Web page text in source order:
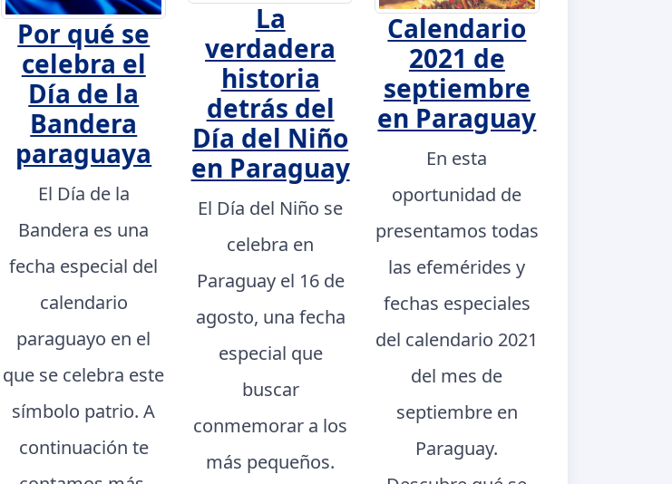
Por qué se
celebra el
Día de la
Bandera
paraguaya
El Día de la
Bandera es una
fecha especial del
calendario
paraguayo en el
que se celebra este
símbolo patrio. A
continuación te
La
verdadera
historia
detrás del
Día del Niño
en Paraguay
El Día del Niño se
celebra en
Paraguay el 16 de
agosto, una fecha
especial que
buscar
conmemorar a los
más pequeños.
Calendario
2021 de
septiembre
en Paraguay
En esta
oportunidad de
presentamos todas
las efemérides y
fechas especiales
del calendario 2021
del mes de
septiembre en
Paraguay.